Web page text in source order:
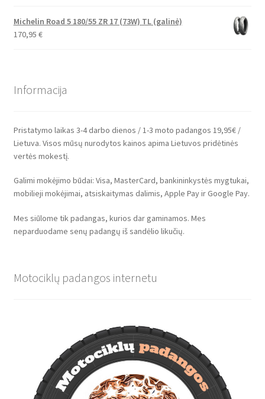
Michelin Road 5 180/55 ZR 17 (73W) TL (galinė)
170,95 €
Informacija
Pristatymo laikas 3-4 darbo dienos / 1-3 moto padangos 19,95€ /
Lietuva. Visos mūsų nurodytos kainos apima Lietuvos pridėtinės
vertės mokestį.
Galimi mokėjimo būdai: Visa, MasterCard, bankininkystės mygtukai,
mobilieji mokėjimai, atsiskaitymas dalimis, Apple Pay ir Google Pay.
Mes siūlome tik padangas, kurios dar gaminamos. Mes
neparduodame senų padangų iš sandėlio likučių.
Motociklų padangos internetu